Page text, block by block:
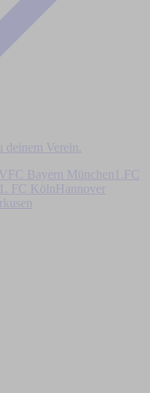
Verein.
FC Bayern München
1.FC
1. FC Köln
Hannover